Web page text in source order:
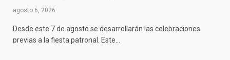
agosto 6, 2026
Desde este 7 de agosto se desarrollarán las celebraciones
previas a la fiesta patronal. Este…